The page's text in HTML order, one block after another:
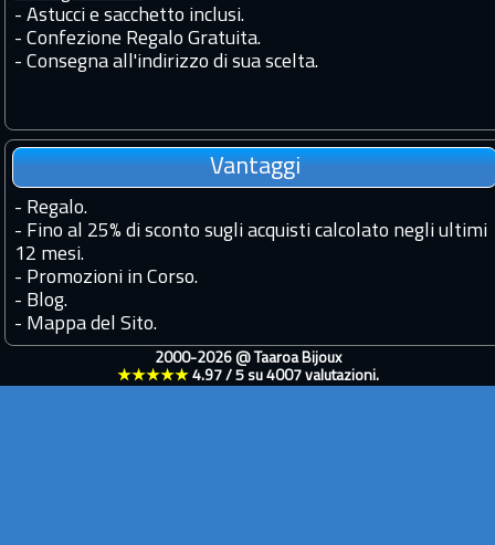
- Astucci e sacchetto inclusi.
- Confezione Regalo Gratuita.
- Consegna all'indirizzo di sua scelta.
Vantaggi
- Regalo.
- Fino al 25% di sconto sugli acquisti calcolato negli ultimi
12 mesi.
- Promozioni in Corso.
- Blog.
- Mappa del Sito.
2000-2026 @ Taaroa Bijoux
★★★★★ 4.97/ 5su 4007valutazioni.